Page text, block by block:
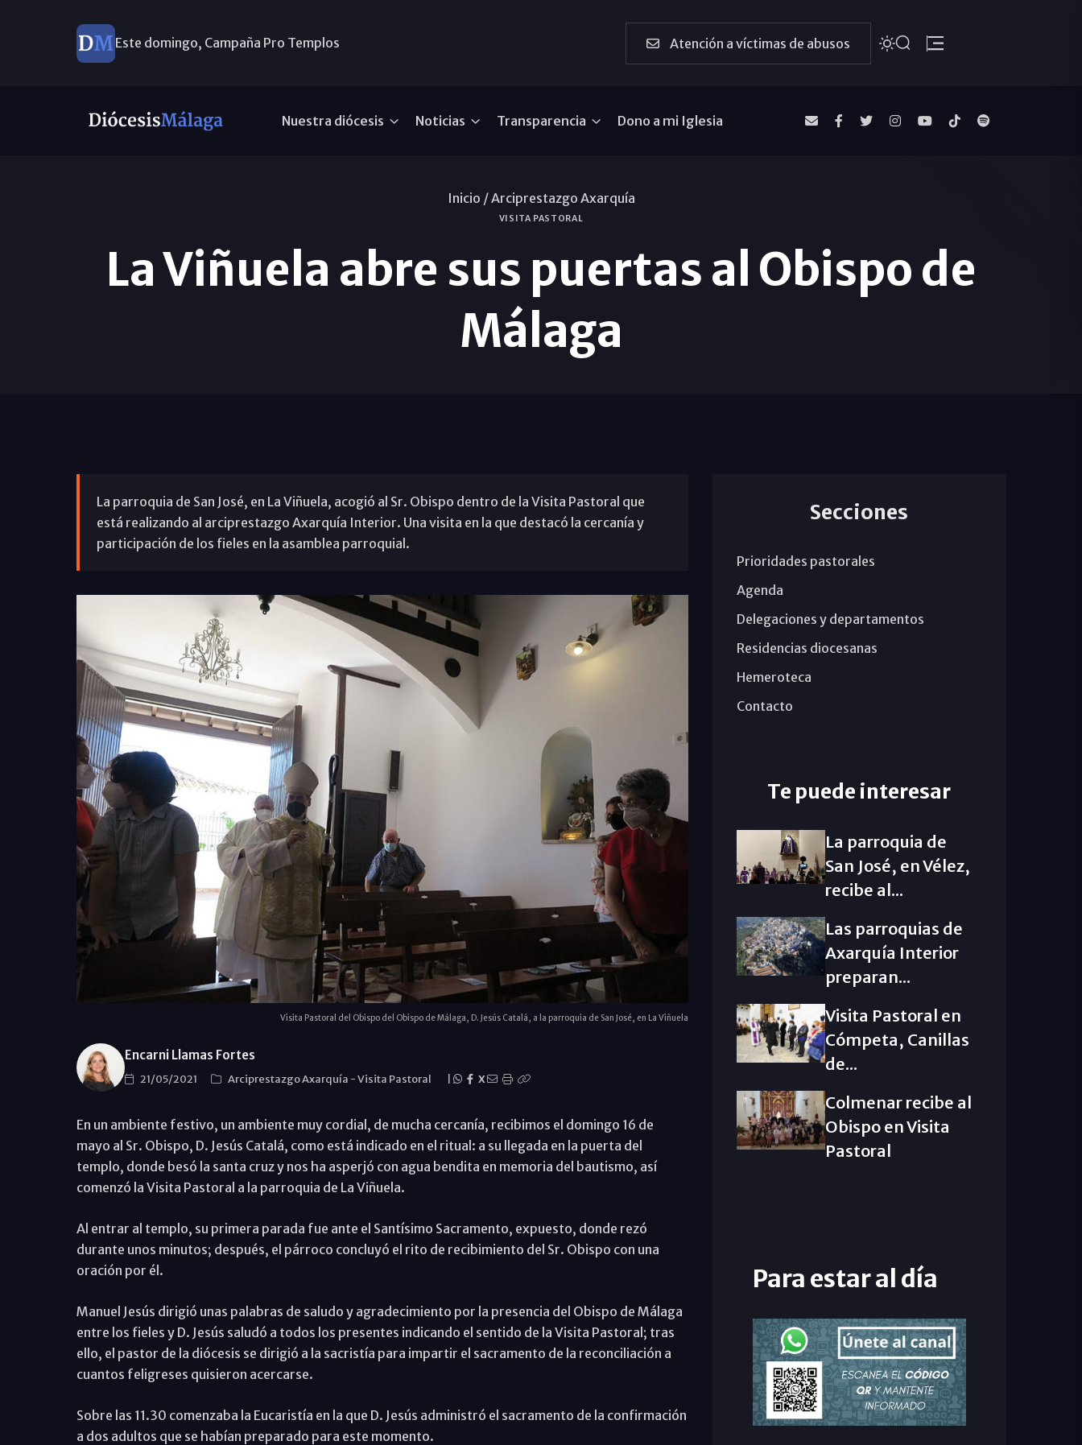
Este domingo, Campaña Pro Templos Atención a víctimas de abusos
Nuestra diócesis Noticias Transparencia Dono a mi Iglesia
Inicio /Arciprestazgo Axarquía
VISITA PASTORAL
La Viñuela abre sus puertas al Obispo de
Málaga
La parroquia de San José, en La Viñuela, acogió al Sr. Obispo dentro de la Visita Pastoral que
está realizando al arciprestazgo Axarquía Interior. Una visita en la que destacó la cercanía y
participación de los fieles en la asamblea parroquial.
Visita Pastoral del Obispo del Obispo de Málaga, D. Jesús Catalá, a la parroquia de San José, en La Viñuela
Encarni Llamas Fortes
21/05/2021 Arciprestazgo Axarquía -Visita Pastoral X
En un ambiente festivo, un ambiente muy cordial, de mucha cercanía, recibimos el domingo 16 de
mayo al Sr. Obispo, D. Jesús Catalá, como está indicado en el ritual: a su llegada en la puerta del
templo, donde besó la santa cruz y nos ha asperjó con agua bendita en memoria del bautismo, así
comenzó la Visita Pastoral a la parroquia de La Viñuela.
Al entrar al templo, su primera parada fue ante el Santísimo Sacramento, expuesto, donde rezó
durante unos minutos; después, el párroco concluyó el rito de recibimiento del Sr. Obispo con una
oración por él.
Manuel Jesús dirigió unas palabras de saludo y agradecimiento por la presencia del Obispo de Málaga
entre los fieles y D. Jesús saludó a todos los presentes indicando el sentido de la Visita Pastoral; tras
ello, el pastor de la diócesis se dirigió a la sacristía para impartir el sacramento de la reconciliación a
cuantos feligreses quisieron acercarse.
Sobre las 11.30 comenzaba la Eucaristía en la que D. Jesús administró el sacramento de la confirmación
a dos adultos que se habían preparado para este momento.
Secciones
Prioridades pastorales
Agenda
Delegaciones y departamentos
Residencias diocesanas
Hemeroteca
Contacto
Te puede interesar
La parroquia de
San José, en Vélez,
recibe al...
Las parroquias de
Axarquía Interior
preparan...
Visita Pastoral en
Cómpeta, Canillas
de...
Colmenar recibe al
Obispo en Visita
Pastoral
Para estar al día